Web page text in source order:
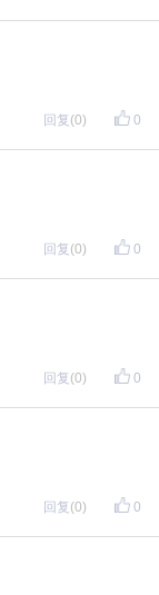
0
回复 (0)
0
回复 (0)
0
回复 (0)
0
回复 (0)